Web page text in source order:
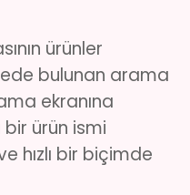
ürünler
bulunan arama
ekranına
ürün ismi
hızlı bir biçimde